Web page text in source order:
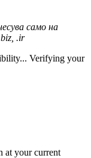
само на
.ir
Verifying your
at your current